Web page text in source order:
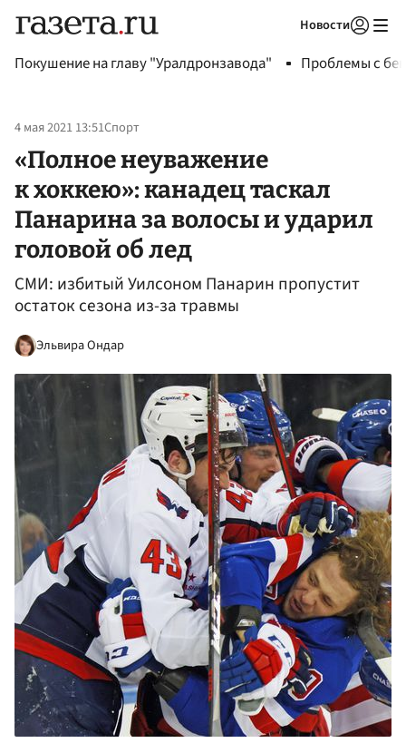
Новости
Покушение на главу "Уралдронзавода" Проблемы с
4 мая 2021 13:51Спорт
«Полное неуважение
к хоккею»: канадец таскал
Панарина за волосы и ударил
головой об лед
СМИ: избитый Уилсоном Панарин пропустит
остаток сезона из-за травмы
Эльвира Ондар